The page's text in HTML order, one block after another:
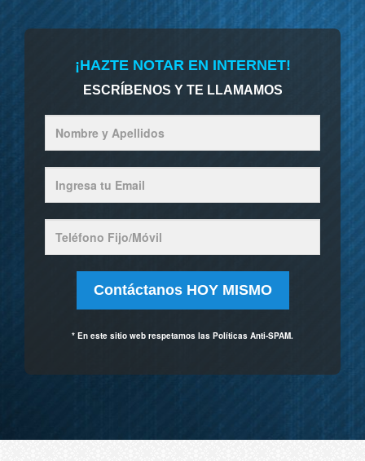
¡HAZTE NOTAR EN INTERNET!
ESCRÍBENOS Y TE LLAMAMOS
* En este sitio web respetamos las Políticas Anti-SPAM.